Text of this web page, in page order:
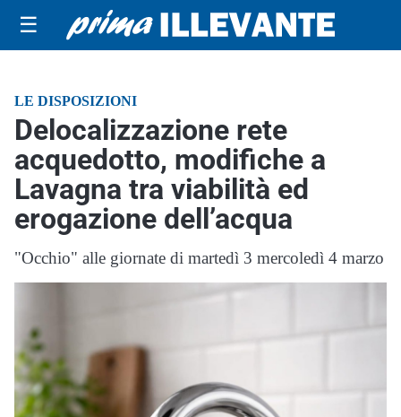
☰
LE DISPOSIZIONI
Delocalizzazione rete
acquedotto, modifiche a
Lavagna tra viabilità ed
erogazione dell’acqua
"Occhio" alle giornate di martedì 3 mercoledì 4 marzo